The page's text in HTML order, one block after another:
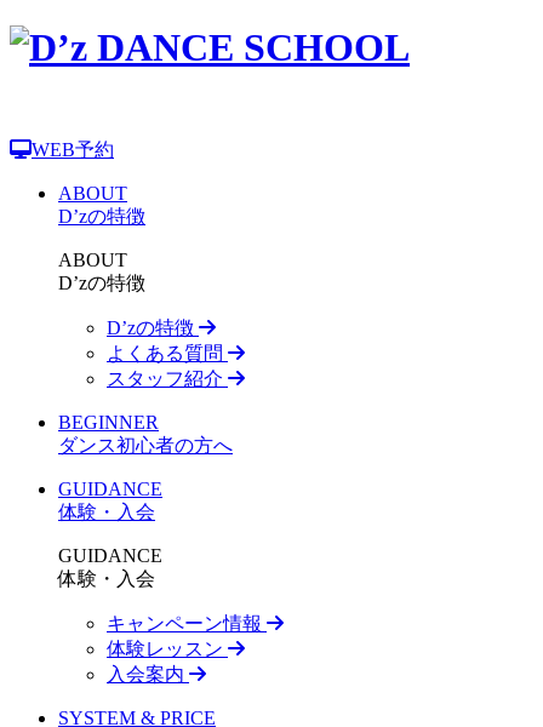
WEB予約
ABOUT
D’zの特徴
ABOUT
D’zの特徴
D’zの特徴
よくある質問
スタッフ紹介
BEGINNER
ダンス初心者の方へ
GUIDANCE
体験・入会
GUIDANCE
体験・入会
キャンペーン情報
体験レッスン
入会案内
SYSTEM & PRICE